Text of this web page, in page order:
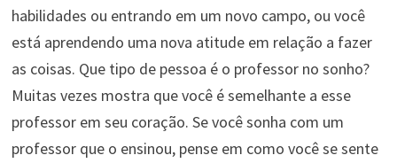
habilidades ou entrando em um novo campo, ou você
está aprendendo uma nova atitude em relação a fazer
as coisas. Que tipo de pessoa é o professor no sonho?
Muitas vezes mostra que você é semelhante a esse
professor em seu coração. Se você sonha com um
professor que o ensinou, pense em como você se sente